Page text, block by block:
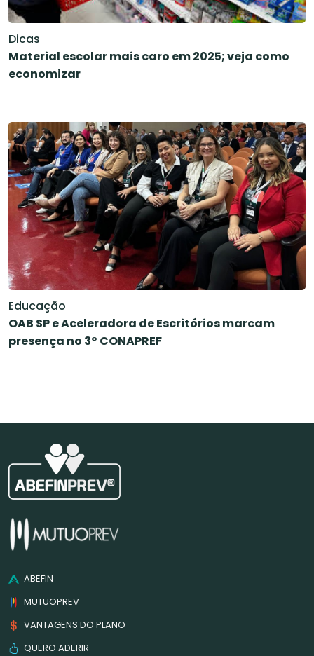
Dicas
Material escolar mais caro em 2025; veja como
economizar
Educação
OAB SP e Aceleradora de Escritórios marcam
presença no 3° CONAPREF
ABEFIN
MUTUOPREV
VANTAGENS DO PLANO
QUERO ADERIR